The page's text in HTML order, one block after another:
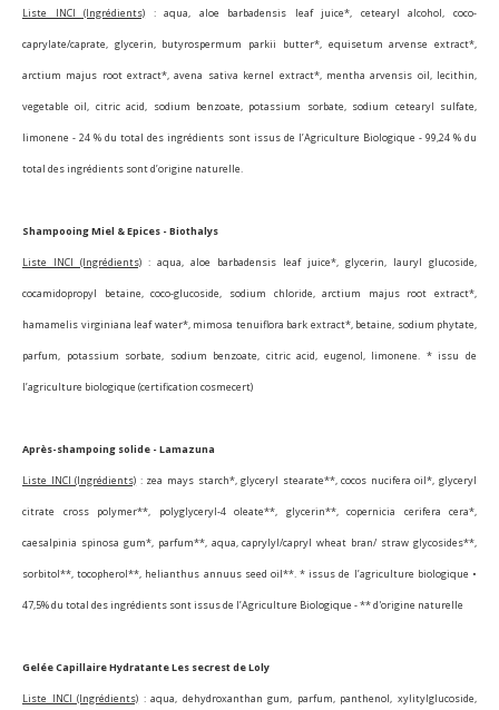
Liste INCI (Ingrédients) : aqua, aloe barbadensis leaf juice*, cetearyl alcohol, coco-
caprylate/caprate, glycerin, butyrospermum parkii butter*, equisetum arvense extract*,
arctium majus root extract*, avena sativa kernel extract*, mentha arvensis oil, lecithin,
vegetable oil, citric acid, sodium benzoate, potassium sorbate, sodium cetearyl sulfate,
limonene -24 % du total des ingrédients sont issus de l’Agriculture Biologique - 99,24 % du
total des ingrédients sont d’origine naturelle.
Shampooing Miel & Epices - Biothalys
Liste INCI (Ingrédients) : aqua, aloe barbadensis leaf juice*, glycerin, lauryl glucoside,
cocamidopropyl betaine, coco-glucoside, sodium chloride, arctium majus root extract*,
hamamelis virginiana leaf water*, mimosa tenuiflora bark extract*, betaine, sodium phytate,
parfum, potassium sorbate, sodium benzoate, citric acid, eugenol, limonene. * issu de
l’agriculture biologique (certification cosmecert)
Après-shampoing solide - Lamazuna
Liste INCI (Ingrédients) : zea mays starch*, glyceryl stearate**, cocos nucifera oil*, glyceryl
citrate cross polymer**, polyglyceryl-4 oleate**, glycerin**, copernicia cerifera cera*,
caesalpinia spinosa gum*, parfum**, aqua, caprylyl/capryl wheat bran/ straw glycosides**,
sorbitol**, tocopherol**, helianthus annuus seed oil**. * issus de l’agriculture biologique •
47,5% du total des ingrédients sont issus de l’Agriculture Biologique - ** d'origine naturelle
Gelée Capillaire Hydratante Les secrest de Loly
Liste INCI (Ingrédients) : aqua, dehydroxanthan gum, parfum, panthenol, xylitylglucoside,